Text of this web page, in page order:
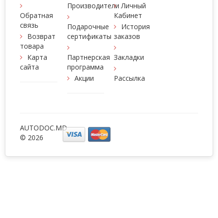
Обратная
связь
Возврат
товара
Карта
сайта
Производители
Подарочные
сертификаты
Партнерская
программа
Акции
Личный
Кабинет
История
заказов
Закладки
Рассылка
AUTODOC.MD
© 2026